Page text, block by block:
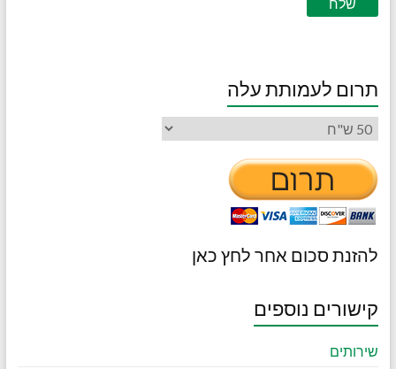
תרום לעמותת עלה
להזנת סכום אחר לחץ כאן
קישורים נוספים
שירותים